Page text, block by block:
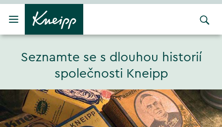
Přejít na hlavní obsah
Přejít na obsah patičky
Seznamte se s dlouhou historií
společnosti Kneipp